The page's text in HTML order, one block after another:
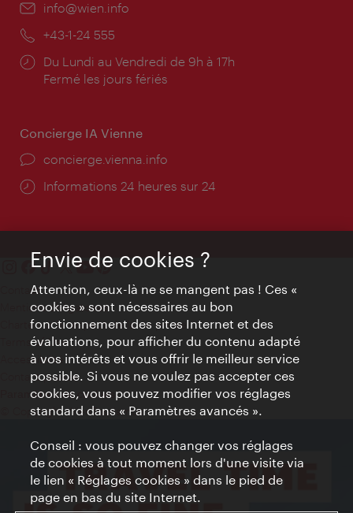
E-
info@wien.info
Téléphone:
+43-1-24 555
Horaires
d'ouverture:
Du Lundi au Vendredi de 9h à 17h
Fermé les jours fériés
Concierge IA Vienne
Ort:
concierge.vienna.info
Öffnungszeiten:
Informations 24 heures sur 24
Contact
Mentions obligatoires
Charte sur le respect de la vie privée
Terms of Use
Accessibilité
Contact presse
Paramètres de cookies
© Copyright WienTourismus
Envie de cookies ?
Attention, ceux-là ne se mangent pas ! Ces «
cookies » sont nécessaires au bon
fonctionnement des sites Internet et des
évaluations, pour afficher du contenu adapté
à vos intérêts et vous offrir le meilleur service
possible. Si vous ne voulez pas accepter ces
cookies, vous pouvez modifier vos réglages
standard dans « Paramètres avancés ».
Conseil : vous pouvez changer vos réglages
de cookies à tout moment lors d'une visite via
le lien « Réglages cookies » dans le pied de
page en bas du site Internet.